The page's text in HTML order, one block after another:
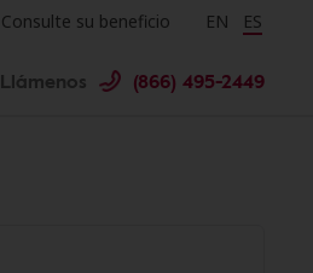
Consulte su beneficio Change
EN ES
Llámenos (866) 495-2449